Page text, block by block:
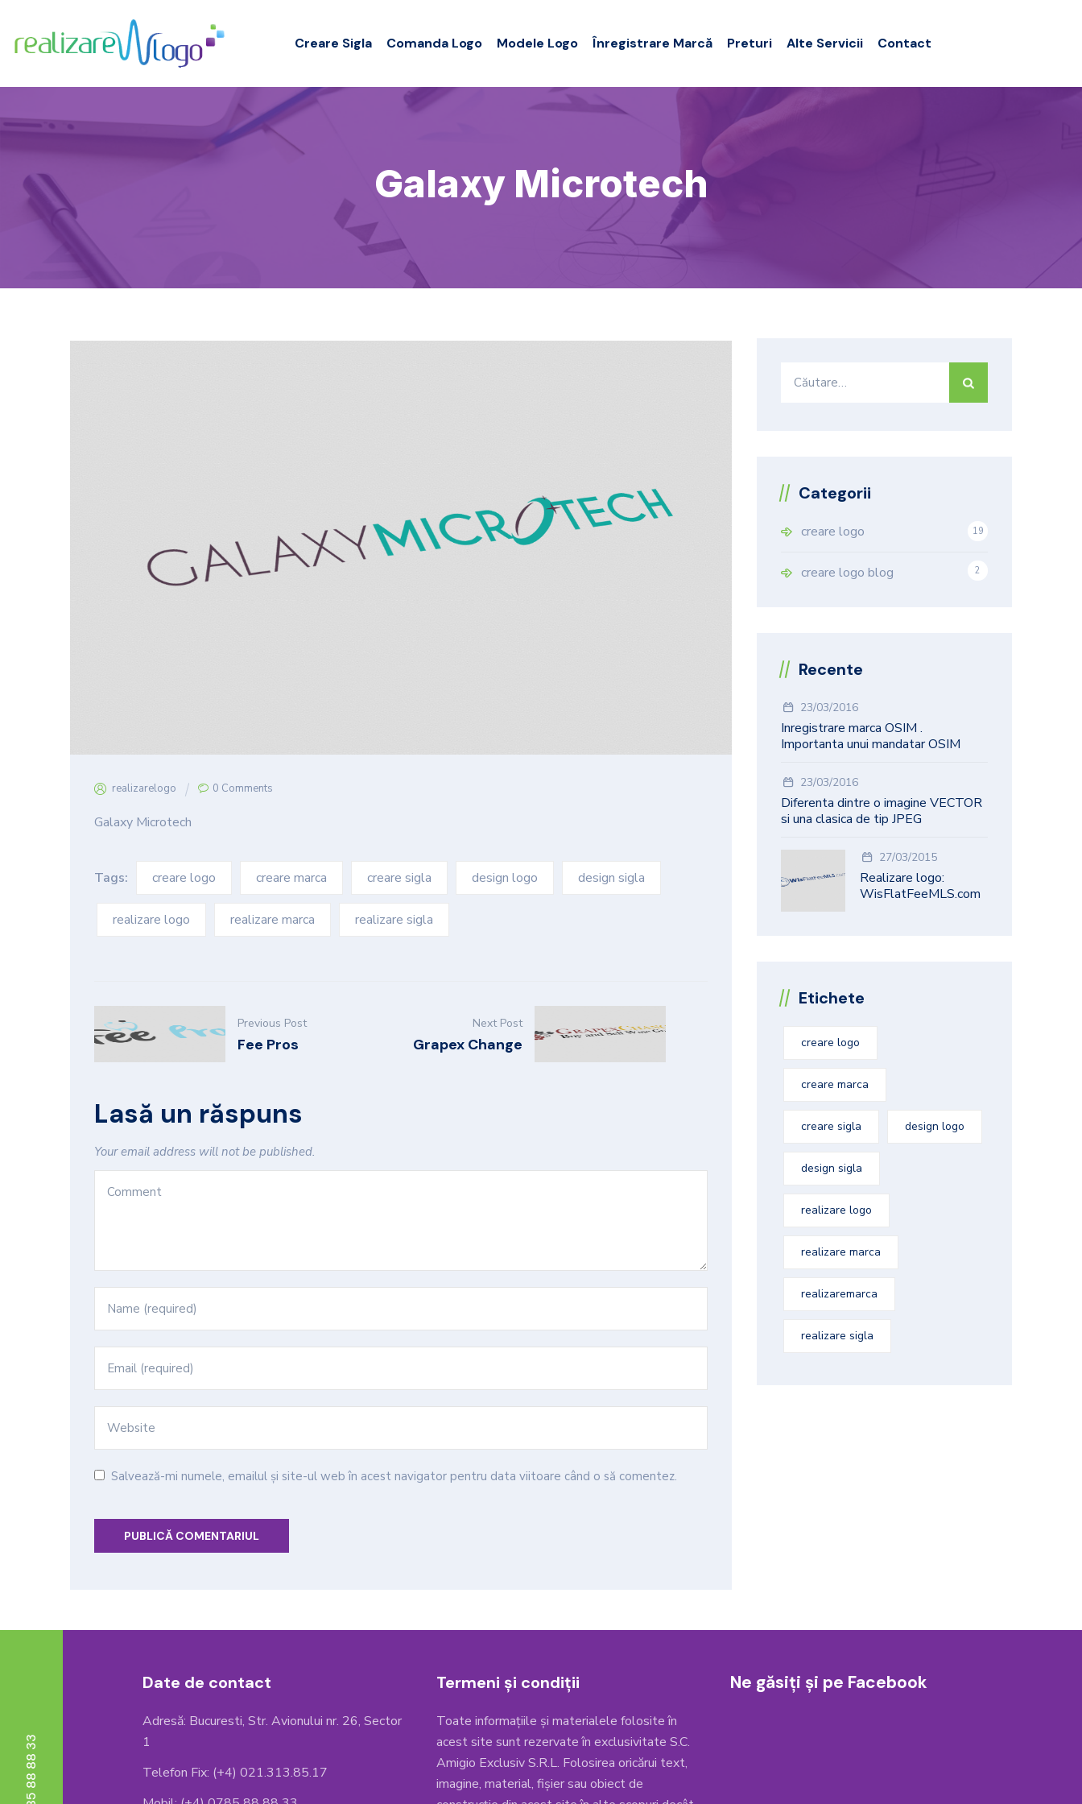
Creare Sigla Comanda Logo Modele Logo Înregistrare Marcă Preturi Alte Servicii Contact
Galaxy Microtech
realizarelogo 0 Comments
Galaxy Microtech
Tags: creare logo creare marca creare sigla design logo design sigla
realizare logo realizare marca realizare sigla
Previous Post
Fee Pros
Next Post
Grapex Change
Lasă un răspuns
Your email address will not be published.
Salvează-mi numele, emailul și site-ul web în acest navigator pentru data viitoare când o să comentez.
Categorii
creare logo
19
creare logo blog 2
Recente
23/03/2016
Inregistrare marca OSIM .
Importanta unui mandatar OSIM
23/03/2016
Diferenta dintre o imagine VECTOR
si una clasica de tip JPEG
27/03/2015
Realizare logo:
WisFlatFeeMLS.com
Etichete
creare logo
creare marca
creare sigla design logo
design sigla
realizare logo
realizare marca
realizaremarca
realizare sigla
Date de contact
Adresă: Bucuresti, Str. Avionului nr. 26, Sector
1
Telefon Fix: (+4) 021.313.85.17
Termeni și condiții
Toate informațiile și materialele folosite în
acest site sunt rezervate în exclusivitate S.C.
Amigio Exclusiv S.R.L. Folosirea oricărui text,
imagine, material, fișier sau obiect de
Ne găsiți și pe Facebook